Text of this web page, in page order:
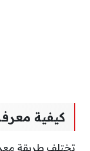
كيفية
تختلف طريقة